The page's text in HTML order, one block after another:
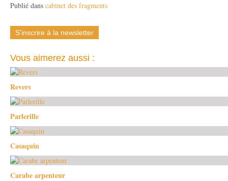
Publié dans cabinet des fragments
S'inscrire à la newsletter
Vous aimerez aussi :
Revers
Parlerille
Casaquin
Carabe arpenteur